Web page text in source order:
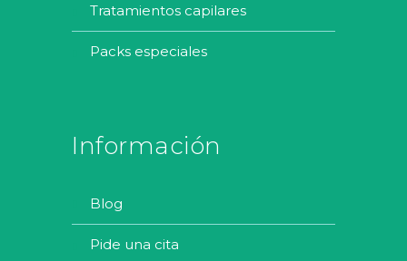
tratamientos capilares
packs especiales
Información
blog
pide una cita